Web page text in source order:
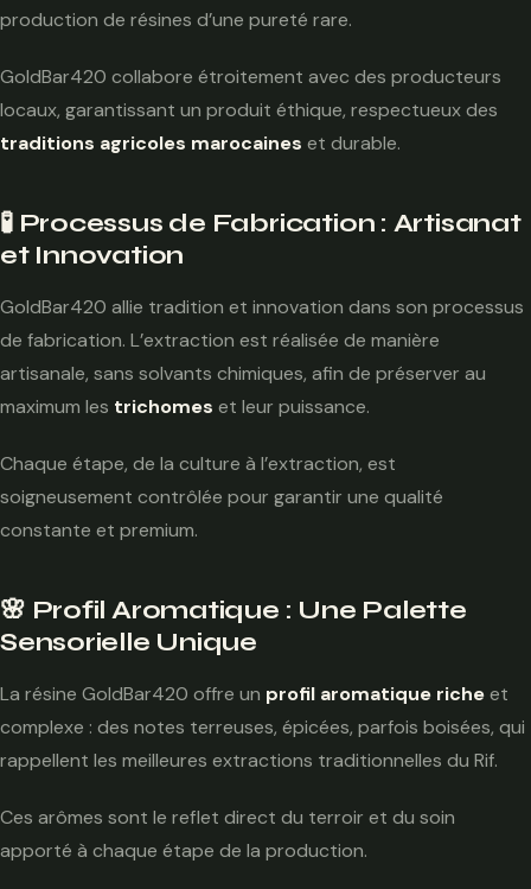
production de résines d’une pureté rare.
GoldBar420 collabore étroitement avec des producteurs
locaux, garantissant un produit éthique, respectueux des
traditions agricoles marocaines et durable.
🧪 Processus de Fabrication : Artisanat
et Innovation
GoldBar420 allie tradition et innovation dans son processus
de fabrication. L’extraction est réalisée de manière
artisanale, sans solvants chimiques, afin de préserver au
maximum les trichomes et leur puissance.
Chaque étape, de la culture à l’extraction, est
soigneusement contrôlée pour garantir une qualité
constante et premium.
🌸 Profil Aromatique : Une Palette
Sensorielle Unique
La résine GoldBar420 offre un profil aromatique richeet
complexe : des notes terreuses, épicées, parfois boisées, qui
rappellent les meilleures extractions traditionnelles du Rif.
Ces arômes sont le reflet direct du terroir et du soin
apporté à chaque étape de la production.